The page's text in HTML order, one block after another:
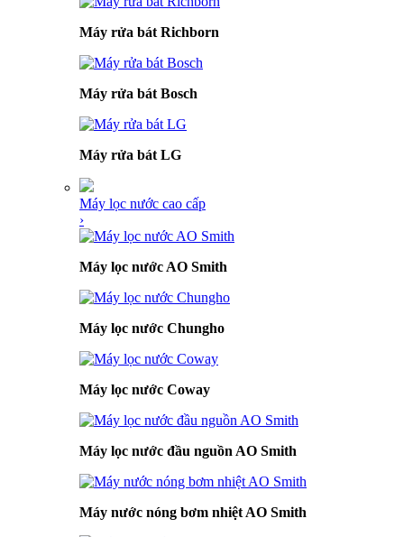
Máy rửa bát Richborn
Máy rửa bát Bosch
Máy rửa bát LG
Máy lọc nước cao cấp
›
Máy lọc nước AO Smith
Máy lọc nước Chungho
Máy lọc nước Coway
Máy lọc nước đầu nguồn AO Smith
Máy nước nóng bơm nhiệt AO Smith